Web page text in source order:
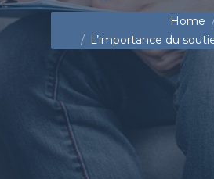
You are here: Home
L’importance du